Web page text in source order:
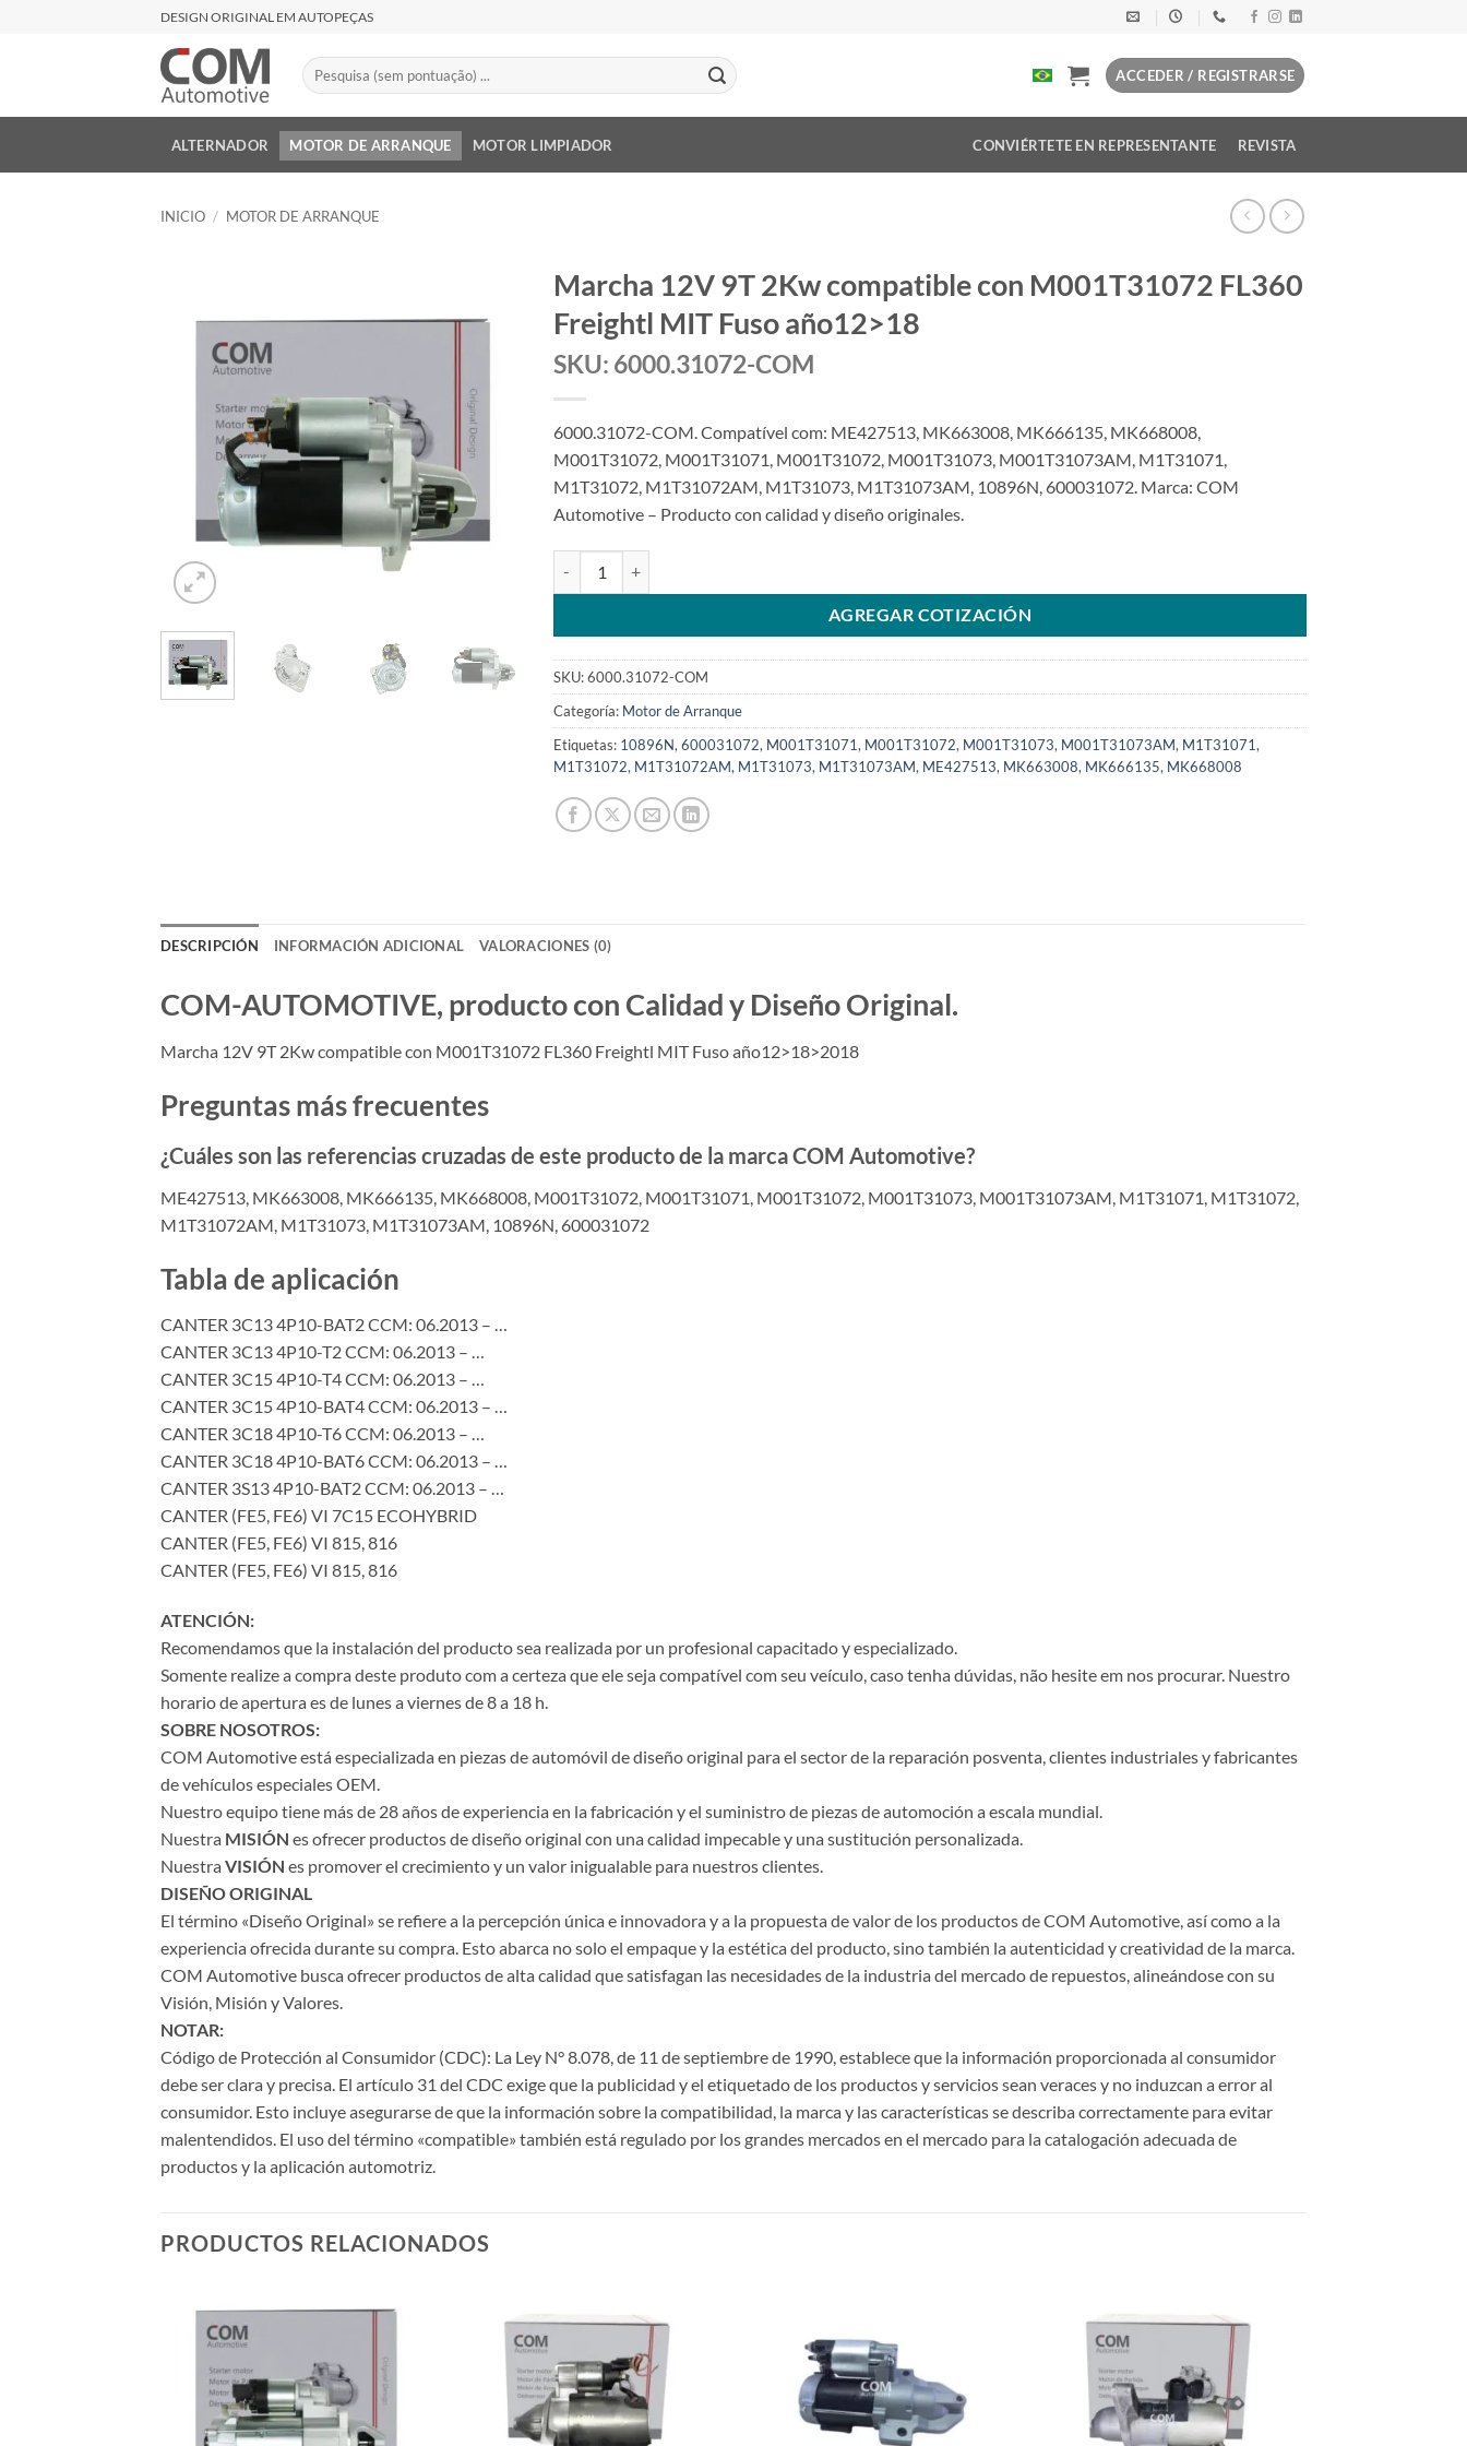
DESIGN ORIGINAL EM AUTOPEÇAS
Buscar
por:
ACCEDER / REGISTRARSE
ALTERNADOR MOTOR DE ARRANQUE MOTOR LIMPIADOR CONVIÉRTETE EN REPRESENTANTE REVISTA
INICIO / MOTOR DE ARRANQUE
Marcha 12V 9T 2Kw compatible con M001T31072 FL360
Freightl MIT Fuso año12>18
SKU: 6000.31072-COM
6000.31072-COM. Compatível com: ME427513, MK663008, MK666135, MK668008,
M001T31072, M001T31071, M001T31072, M001T31073, M001T31073AM, M1T31071,
M1T31072, M1T31072AM, M1T31073, M1T31073AM, 10896N, 600031072. Marca: COM
Automotive – Producto con calidad y diseño originales.
AGREGAR COTIZACIÓN
SKU:6000.31072-COM
Categoría: Motor de Arranque
Etiquetas: 10896N, 600031072, M001T31071, M001T31072, M001T31073, M001T31073AM, M1T31071,
M1T31072, M1T31072AM, M1T31073, M1T31073AM, ME427513, MK663008, MK666135, MK668008
DESCRIPCIÓN INFORMACIÓN ADICIONAL VALORACIONES (0)
COM-AUTOMOTIVE, producto con Calidad y Diseño Original.
Marcha 12V 9T 2Kw compatible con M001T31072 FL360 Freightl MIT Fuso año12>18>2018
Preguntas más frecuentes
¿Cuáles son las referencias cruzadas de este producto de la marca COM Automotive?
ME427513, MK663008, MK666135, MK668008, M001T31072, M001T31071, M001T31072, M001T31073, M001T31073AM, M1T31071, M1T31072,
M1T31072AM, M1T31073, M1T31073AM, 10896N, 600031072
Tabla de aplicación
CANTER 3C13 4P10-BAT2 CCM: 06.2013 – …
CANTER 3C13 4P10-T2 CCM: 06.2013 – …
CANTER 3C15 4P10-T4 CCM: 06.2013 – …
CANTER 3C15 4P10-BAT4 CCM: 06.2013 – …
CANTER 3C18 4P10-T6 CCM: 06.2013 – …
CANTER 3C18 4P10-BAT6 CCM: 06.2013 – …
CANTER 3S13 4P10-BAT2 CCM: 06.2013 – …
CANTER (FE5, FE6) VI 7C15 ECOHYBRID
CANTER (FE5, FE6) VI 815, 816
CANTER (FE5, FE6) VI 815, 816
ATENCIÓN:
Recomendamos que la instalación del producto sea realizada por un profesional capacitado y especializado.
Somente realize a compra deste produto com a certeza que ele seja compatível com seu veículo, caso tenha dúvidas, não hesite em nos procurar. Nuestro
horario de apertura es de lunes a viernes de 8 a 18 h.
SOBRE NOSOTROS:
COM Automotive está especializada en piezas de automóvil de diseño original para el sector de la reparación posventa, clientes industriales y fabricantes
de vehículos especiales OEM.
Nuestro equipo tiene más de 28 años de experiencia en la fabricación y el suministro de piezas de automoción a escala mundial.
Nuestra MISIÓN es ofrecer productos de diseño original con una calidad impecable y una sustitución personalizada.
Nuestra VISIÓN es promover el crecimiento y un valor inigualable para nuestros clientes.
DISEÑO ORIGINAL
El término «Diseño Original» se refiere a la percepción única e innovadora y a la propuesta de valor de los productos de COM Automotive, así como a la
experiencia ofrecida durante su compra. Esto abarca no solo el empaque y la estética del producto, sino también la autenticidad y creatividad de la marca.
COM Automotive busca ofrecer productos de alta calidad que satisfagan las necesidades de la industria del mercado de repuestos, alineándose con su
Visión, Misión y Valores.
NOTAR:
Código de Protección al Consumidor (CDC): La Ley N° 8.078, de 11 de septiembre de 1990, establece que la información proporcionada al consumidor
debe ser clara y precisa. El artículo 31 del CDC exige que la publicidad y el etiquetado de los productos y servicios sean veraces y no induzcan a error al
consumidor. Esto incluye asegurarse de que la información sobre la compatibilidad, la marca y las características se describa correctamente para evitar
malentendidos. El uso del término «compatible» también está regulado por los grandes mercados en el mercado para la catalogación adecuada de
productos y la aplicación automotriz.
PRODUCTOS RELACIONADOS